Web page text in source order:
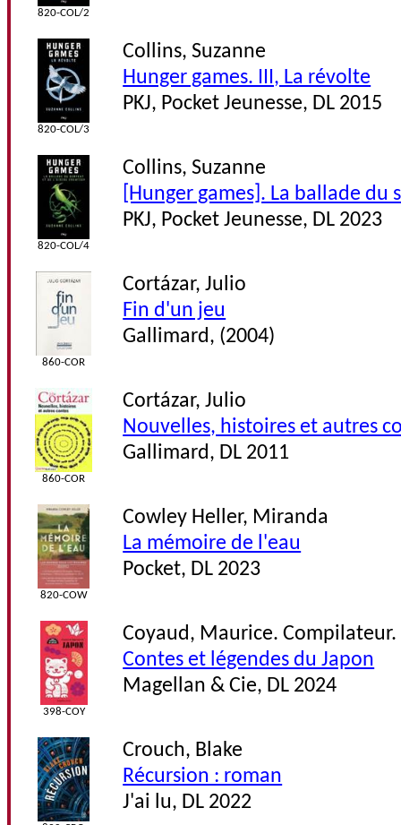
820-COL/2
820-COL/3
Collins, Suzanne
Hunger games. III, La révolte
PKJ, Pocket Jeunesse, DL 2015
820-COL/4
Collins, Suzanne
[Hunger games]. La ballade
PKJ, Pocket Jeunesse, DL 2023
860-COR
Cortázar, Julio
Fin d'un jeu
Gallimard, (2004)
860-COR
Cortázar, Julio
Nouvelles, histoires et autres
Gallimard, DL 2011
820-COW
Cowley Heller, Miranda
La mémoire de l'eau
Pocket, DL 2023
398-COY
Coyaud, Maurice.
Contes et légendes du Japon
Magellan & Cie, DL 2024
Crouch, Blake
Récursion : roman
J'ai lu, DL 2022